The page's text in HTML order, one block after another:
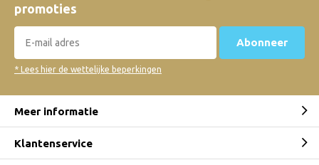
promoties
Abonneer
* Lees hier de wettelijke beperkingen
Meer informatie
Klantenservice